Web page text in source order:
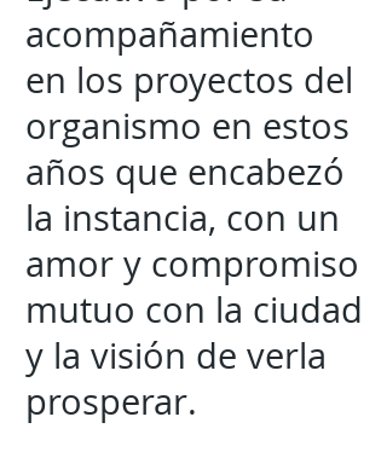
acompañamiento
en los proyectos del
organismo en estos
años que encabezó
la instancia, con un
amor y compromiso
mutuo con la ciudad
y la visión de verla
prosperar.